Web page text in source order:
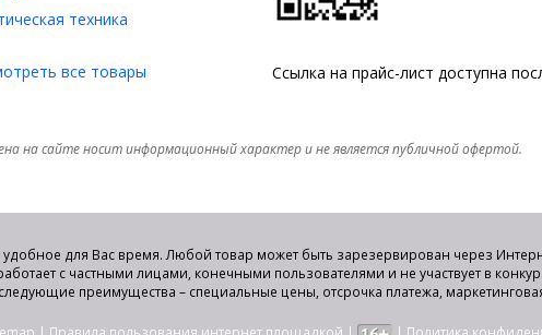
техника
все товары Ссылка на прайс-лист доступна
на сайте носит информационный характер и не является публичной офертой.
для Вас время. Любой товар может быть зарезервирован через
с частными лицами, конечными пользователями и не участвует в
преимущества – специальные цены, отсрочка платежа,